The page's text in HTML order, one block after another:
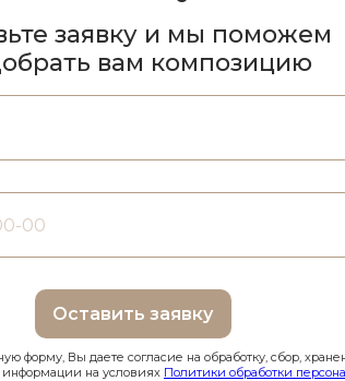
Оставить заявку
заявку и мы поможем
вам композицию
форму, Вы даете согласие на обработку, сбор,
на условиях Политики обработки